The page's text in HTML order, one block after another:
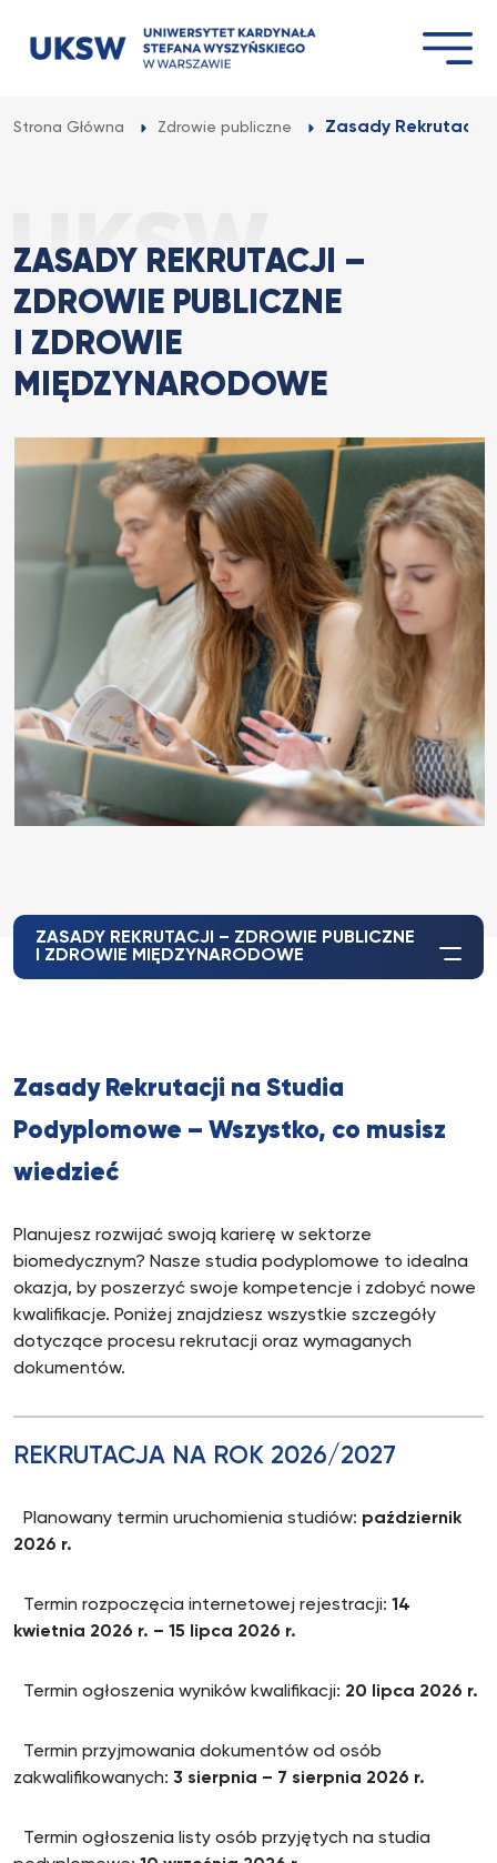
Strona Główna Zdrowie publiczne Zasady Rekrutacji
ZASADY REKRUTACJI –
ZDROWIE PUBLICZNE
I ZDROWIE
MIĘDZYNARODOWE
ZASADY REKRUTACJI – ZDROWIE PUBLICZNE
I ZDROWIE MIĘDZYNARODOWE
Zasady Rekrutacji na Studia
Podyplomowe – Wszystko, co musisz
wiedzieć
Planujesz rozwijać swoją karierę w sektorze
biomedycznym? Nasze studia podyplomowe to idealna
okazja, by poszerzyć swoje kompetencje i zdobyć nowe
kwalifikacje. Poniżej znajdziesz wszystkie szczegóły
dotyczące procesu rekrutacji oraz wymaganych
dokumentów.
REKRUTACJA NA ROK 2026/2027
Planowany termin uruchomienia studiów: październik
2026 r.
Termin rozpoczęcia internetowej rejestracji: 14
kwietnia 2026 r. – 15 lipca 2026 r.
Termin ogłoszenia wyników kwalifikacji: 20 lipca 2026 r.
Termin przyjmowania dokumentów od osób
zakwalifikowanych: 3 sierpnia – 7 sierpnia 2026 r.
Termin ogłoszenia listy osób przyjętych na studia